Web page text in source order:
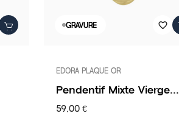
GRAVURE favorite_border
EDORA PLAQUE OR
Pendentif Mixte Vierge...
59,00 €